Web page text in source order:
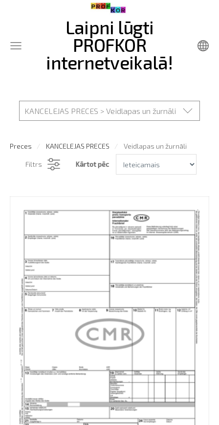
Laipni lūgti
PROFKOR
internetveikalā!
KANCELEJAS PRECES > Veidlapas un žurnāli
Preces KANCELEJAS PRECES Veidlapas un žurnāli
Filtrs Kārtot pēc